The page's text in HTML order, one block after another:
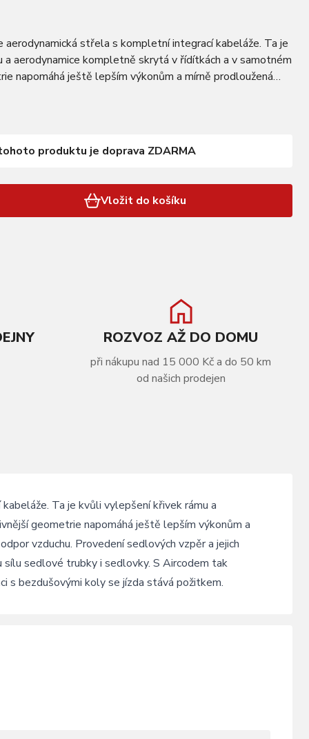
aerodynamická střela s kompletní integrací kabeláže. Ta je
aerodynamice kompletně skrytá v řídítkách a v samotném
napomáhá ještě lepším výkonům a mírně prodloužená
produktu je doprava ZDARMA
Vložit do košíku
ROZVOZ AŽ DO DOMU
při nákupu nad 15 000 Kč a do 50 km
od našich prodejen
Ta je kvůli vylepšení křivek rámu a
geometrie napomáhá ještě lepším výkonům a
vzduchu. Provedení sedlových vzpěr a jejich
sílu sedlové trubky i sedlovky. S Aircodem tak
s bezdušovými koly se jízda stává požitkem.